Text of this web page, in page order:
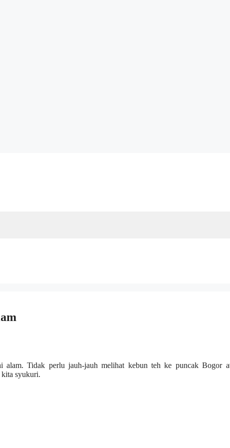
alam. Tidak perlu jauh-jauh melihat kebun teh ke puncak Bogor
kita syukuri.